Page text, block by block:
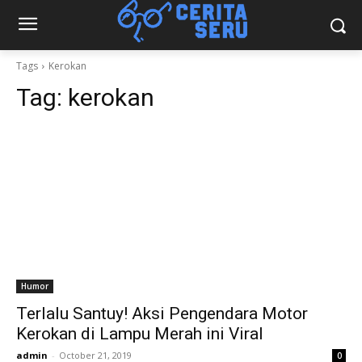
Tags Kerokan
Tag: kerokan
Humor
Terlalu Santuy! Aksi Pengendara Motor
Kerokan di Lampu Merah ini Viral
admin - October 21, 2019 0